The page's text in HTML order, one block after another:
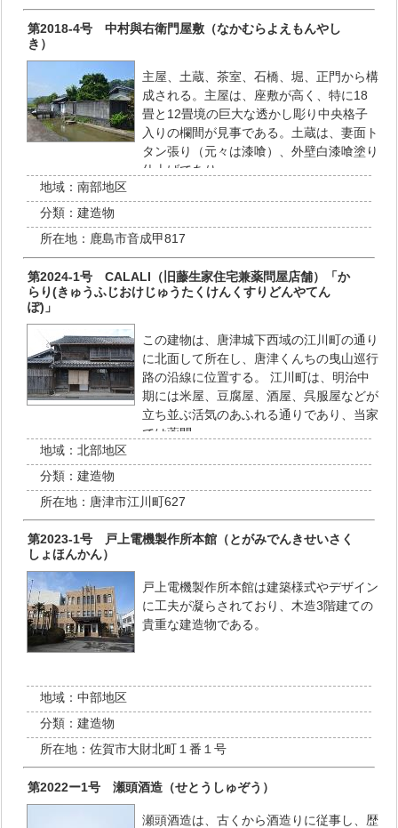
第2018-4号 中村與右衛門屋敷（なかむらよえもんやし
き）
主屋、土蔵、茶室、石橋、堀、正門から構
成される。主屋は、座敷が高く、特に18
畳と12畳境の巨大な透かし彫り中央格子
入りの欄間が見事である。土蔵は、妻面ト
タン張り（元々は漆喰）、外壁白漆喰塗り
仕上げであり…
地域： 南部地区
分類： 建造物
所在地： 鹿島市音成甲817
第2024-1号 CALALI（旧藤生家住宅兼薬問屋店舗）「か
らり(きゅうふじおけじゅうたくけんくすりどんやてん
ぽ)」
この建物は、唐津城下西域の江川町の通り
に北面して所在し、唐津くんちの曳山巡行
路の沿線に位置する。 江川町は、明治中
期には米屋、豆腐屋、酒屋、呉服屋などが
立ち並ぶ活気のあふれる通りであり、当家
では薬問…
地域： 北部地区
分類： 建造物
所在地： 唐津市江川町627
第2023-1号 戸上電機製作所本館（とがみでんきせいさく
しょほんかん）
戸上電機製作所本館は建築様式やデザイン
に工夫が凝らされており、木造3階建ての
貴重な建造物である。
地域： 中部地区
分類： 建造物
所在地： 佐賀市大財北町１番１号
第2022ー1号 瀬頭酒造（せとうしゅぞう）
瀬頭酒造は、古くから酒造りに従事し、歴